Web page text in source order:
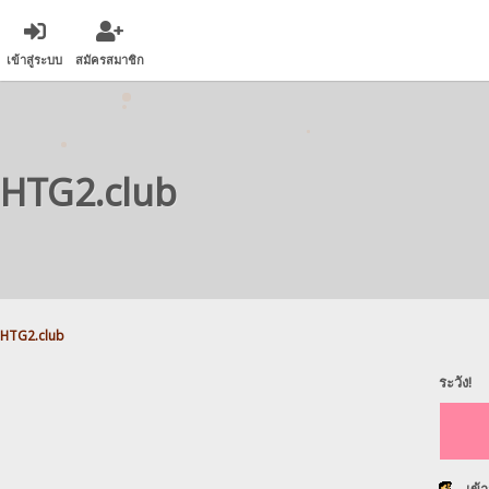
เข้าสู่ระบบ สมัครสมาชิก
HTG2.club
HTG2.club
ระวัง!